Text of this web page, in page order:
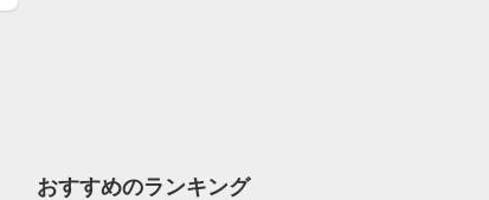
おすすめのランキング